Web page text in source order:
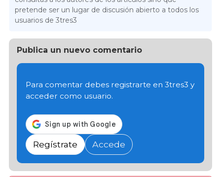
pretende ser un lugar de discusión abierto a todos los
usuarios de 3tres3
Publica un nuevo comentario
Para comentar debes registrarte en 3tres3 y
acceder como usuario.
Regístrate Accede